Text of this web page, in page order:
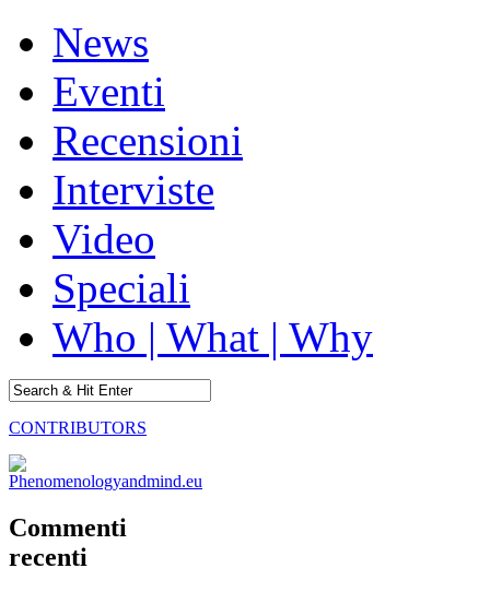
News
Eventi
Recensioni
Interviste
Video
Speciali
Who | What | Why
CONTRIBUTORS
Commenti
recenti